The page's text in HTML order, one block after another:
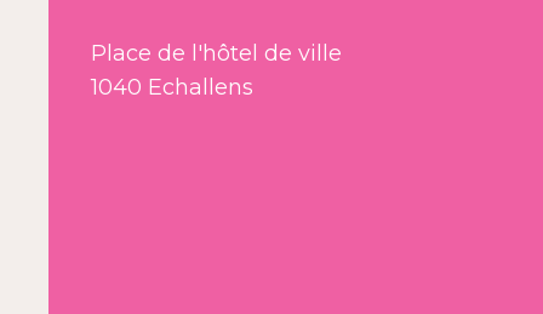
Place de l'hôtel de ville
1040 Echallens